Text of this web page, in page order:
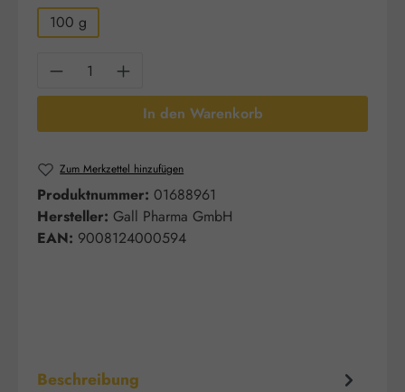
100 g
Produkt Anzahl: Gib den gewünschten
In den Warenkorb
Zum Merkzettel hinzufügen
Produktnummer: 01688961
Hersteller: Gall Pharma GmbH
EAN: 9008124000594
Beschreibung